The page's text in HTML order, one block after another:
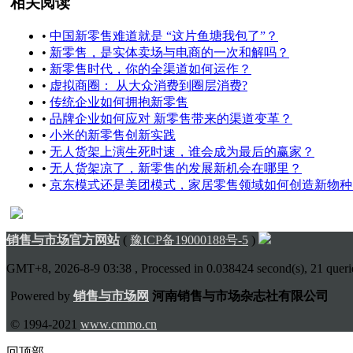
• 中国新零售难道就是 “这片鱼塘我包了”？
• 新零售，是实体卖场与电商的一次和解吗？
• 新零售时代，你的全渠道如何运作？
• 虚拟商圈： 从大众消费到圈层消费?
• 传统企业如何拥抱新零售
• 品牌企业如何应对 新零售带来的渠道变革？
• 小米的新零售创新实践
• 无人货架上演生死时速，谁会成为最后的赢家？
• 无人货架凉了，新零售的发展新机会在哪里？
• 京东模式还是美团模式，家居零售领域如何创造新物种
销售与市场官方网站( 豫ICP备19000188号-5 )
GMT+8, 2026-8-9 03:38 , Processed in 0.038424 second(s), 21
Powered by 销售与市场网 河南销售与市场杂志社有限公司
© 1994-2021 www.cmmo.cn